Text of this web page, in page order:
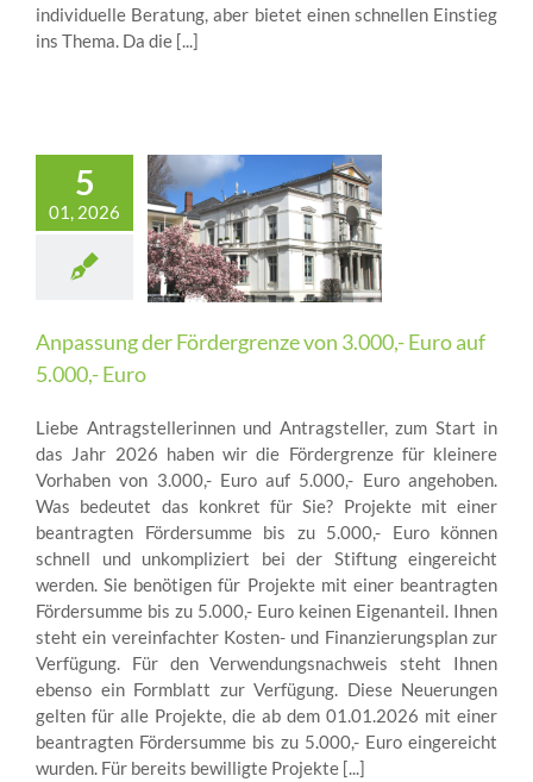
individuelle Beratung, aber bietet einen schnellen Einstieg
ins Thema. Da die [...]
5
01, 2026
Anpassung der Fördergrenze von 3.000,- Euro auf
5.000,- Euro
Liebe Antragstellerinnen und Antragsteller, zum Start in
das Jahr 2026 haben wir die Fördergrenze für kleinere
Vorhaben von 3.000,- Euro auf 5.000,- Euro angehoben.
Was bedeutet das konkret für Sie? Projekte mit einer
beantragten Fördersumme bis zu 5.000,- Euro können
schnell und unkompliziert bei der Stiftung eingereicht
werden. Sie benötigen für Projekte mit einer beantragten
Fördersumme bis zu 5.000,- Euro keinen Eigenanteil. Ihnen
steht ein vereinfachter Kosten- und Finanzierungsplan zur
Verfügung. Für den Verwendungsnachweis steht Ihnen
ebenso ein Formblatt zur Verfügung. Diese Neuerungen
gelten für alle Projekte, die ab dem 01.01.2026 mit einer
beantragten Fördersumme bis zu 5.000,- Euro eingereicht
wurden. Für bereits bewilligte Projekte [...]